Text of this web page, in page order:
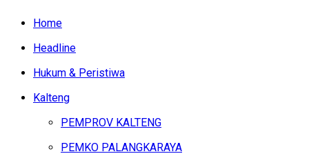
Home
Headline
Hukum & Peristiwa
Kalteng
PEMPROV KALTENG
PEMKO PALANGKARAYA